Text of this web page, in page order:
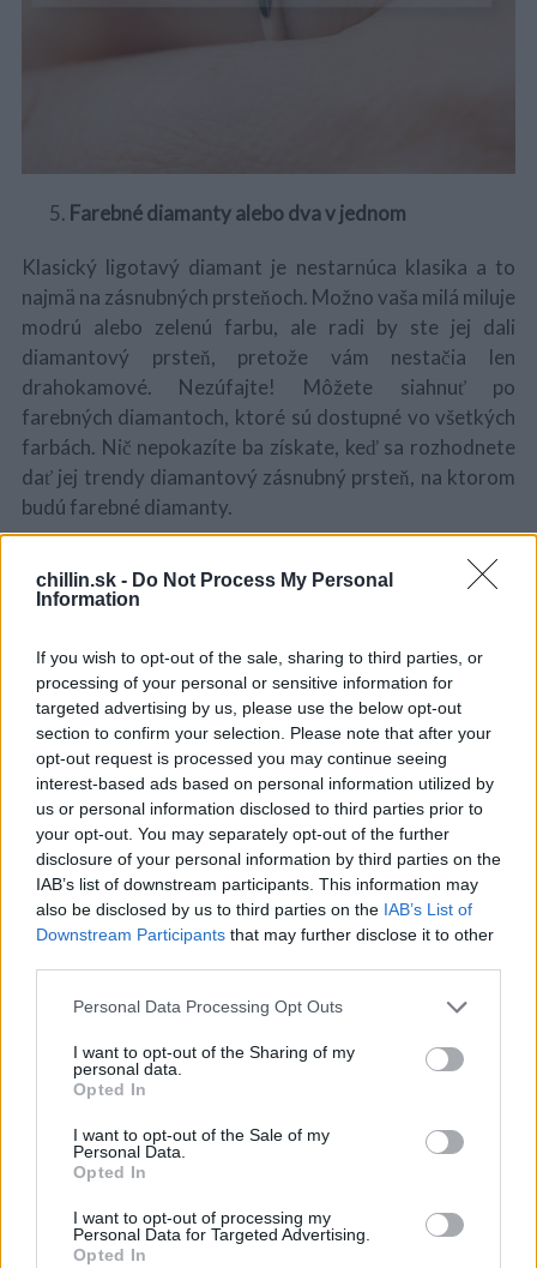
chillin.sk - Do Not Process My Personal
Information
If you wish to opt-out of the sale, sharing to third parties, or
processing of your personal or sensitive information for
targeted advertising by us, please use the below opt-out
section to confirm your selection. Please note that after your
opt-out request is processed you may continue seeing
interest-based ads based on personal information utilized by
us or personal information disclosed to third parties prior to
your opt-out. You may separately opt-out of the further
disclosure of your personal information by third parties on the
IAB’s list of downstream participants. This information may
also be disclosed by us to third parties on the IAB’s List of
Downstream Participants that may further disclose it to other
Personal Data Processing Opt Outs
I want to opt-out of the Sharing of my
personal data.
Opted In
I want to opt-out of the Sale of my
Personal Data.
Opted In
I want to opt-out of processing my
Personal Data for Targeted Advertising.
Opted In
Farebné diamanty alebo dva v jednom
Klasický ligotavý diamant je nestarnúca klasika a to
najmä na zásnubných prsteňoch. Možno vaša milá miluje
modrú alebo zelenú farbu, ale radi by ste jej dali
diamantový prsteň, pretože vám nestačia len
drahokamové. Nezúfajte! Môžete siahnuť po
farebných diamantoch, ktoré sú dostupné vo všetkých
farbách. Nič nepokazíte ba získate, keď sa rozhodnete
dať jej trendy diamantový zásnubný prsteň, na ktorom
budú farebné diamanty.
Prstene i pre milovníčky čiernej
Určite to poznáte, sú medzi nami ženy, ktoré zbožňujú
elegantnú čiernu farbu. Veď viete, ako sa hovorí:
ako čierna farba“. Práve u takýchto žien slávia veľký
úspech trblietavé čierne diamanty na zásnubných
c
h
r
: